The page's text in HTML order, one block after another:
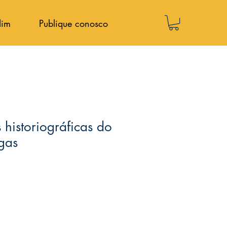
Publique conosco
historiográficas do